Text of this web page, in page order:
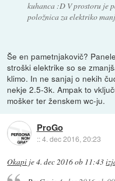
kuhanca :D V prostoru je
položnica za elektriko
Še en pametnjakovič?
stroški elektrike so se
klimo. In ne sanjaj o nekih
nekje 2.5-3k. Ampak to
mošker ter ženskem wc-ju.
ProGo
::4. dec 2016, 20:23
Okapi je4. dec 2016 ob 11:43